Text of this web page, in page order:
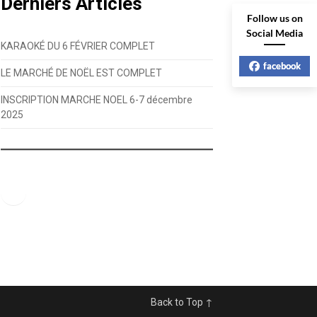
KARAOKÉ DU 6 FÉVRIER COMPLET
LE MARCHÉ DE NOËL EST COMPLET
INSCRIPTION MARCHE NOEL 6-7 décembre
2025
Back to Top ↑
Follow us on
Social Media
facebook